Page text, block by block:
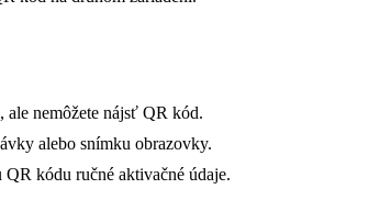
ale nemôžete nájsť QR kód.
alebo snímku obrazovky.
QR kódu ručné aktivačné údaje.